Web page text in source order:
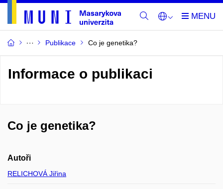
Publikace Co je genetika?
Informace o publikaci
Co je genetika?
Autoři
RELICHOVÁ Jiřina